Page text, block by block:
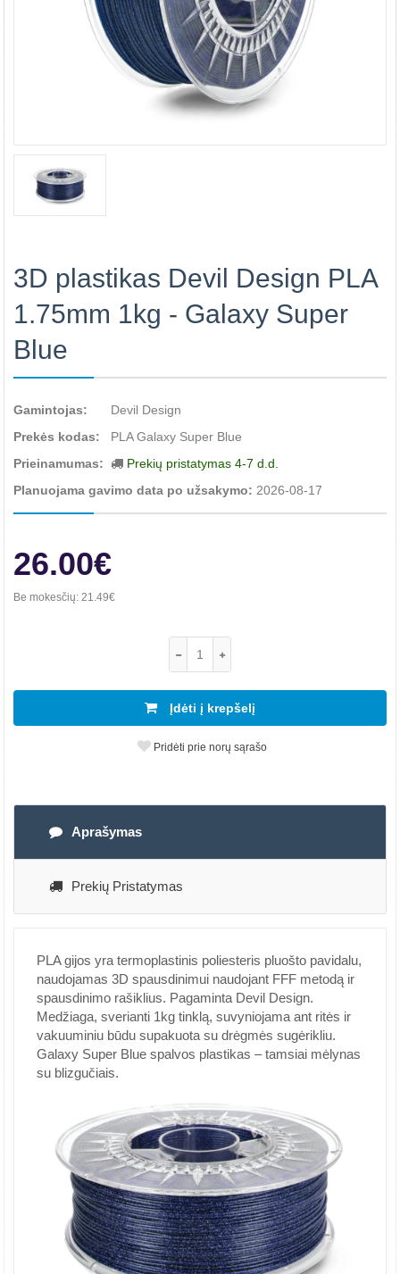
3D plastikas Devil Design PLA
1.75mm 1kg - Galaxy Super
Blue
Gamintojas:
Devil Design
Prekės kodas:
PLA Galaxy Super Blue
Prieinamumas:
Prekių pristatymas 4-7 d.d.
Planuojama gavimo data po užsakymo: 2026-08-17
26.00€
Be mokesčių: 21.49€
Įdėti į krepšelį
Pridėti prie norų sąrašo
Aprašymas
Prekių Pristatymas
PLA gijos yra termoplastinis poliesteris pluošto pavidalu,
naudojamas 3D spausdinimui naudojant FFF metodą ir
spausdinimo rašiklius. Pagaminta Devil Design.
Medžiaga, sverianti 1kg tinklą, suvyniojama ant ritės ir
vakuuminiu būdu supakuota su drėgmės sugėrikliu.
Galaxy Super Blue spalvos plastikas – tamsiai mėlynas
su blizgučiais.